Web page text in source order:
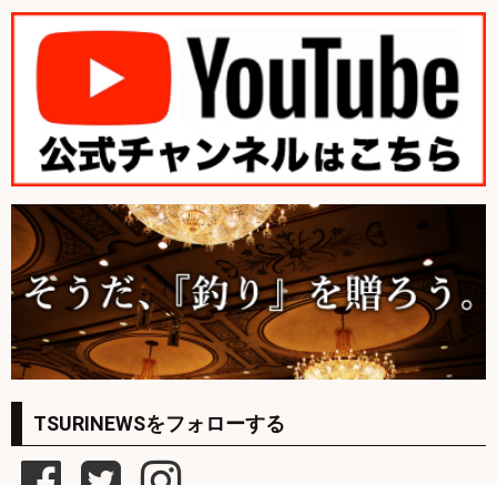
TSURINEWSをフォローする